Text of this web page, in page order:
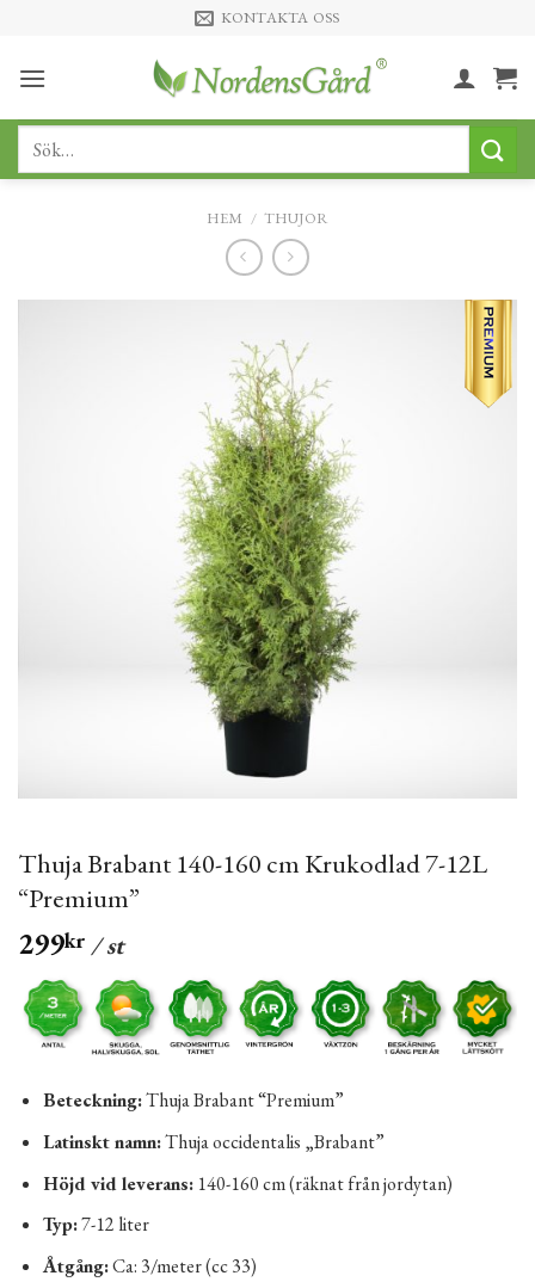
content
KONTAKTA OSS
Sök
HEM / THUJOR
Thuja Brabant 140-160 cm Krukodlad 7-12L
“Premium”
299kr / st
Beteckning:Thuja Brabant “Premium”
Latinskt namn:Thuja occidentalis „Brabant”
Höjd vid leverans:140-160 cm (räknat från jordytan)
Typ:7-12 liter
Åtgång:Ca: 3/meter (cc 33)